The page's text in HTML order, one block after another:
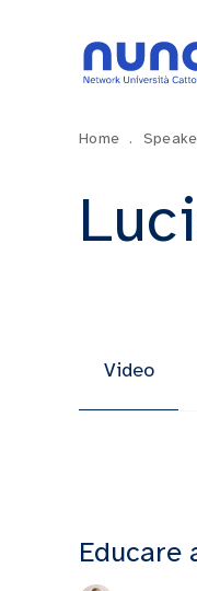
Home .
Video
Educare